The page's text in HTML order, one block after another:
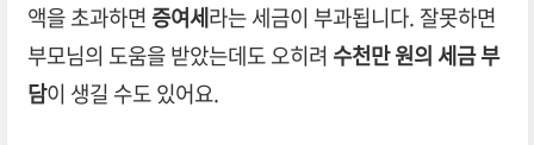
액을 초과하면 증여세라는 세금이 부과됩니다. 잘못하면
부모님의 도움을 받았는데도 오히려 수천만 원의 세금 부
담이 생길 수도 있어요.